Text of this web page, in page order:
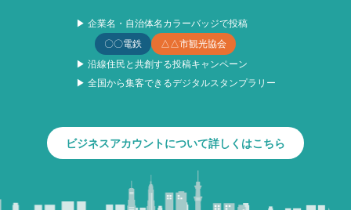
▶ 企業名・自治体名カラーバッジで投稿
〇〇電鉄
△△市観光協会
▶ 沿線住民と共創する投稿キャンペーン
▶ 全国から集客できるデジタルスタンプラリー
ビジネスアカウントについて詳しくはこちら